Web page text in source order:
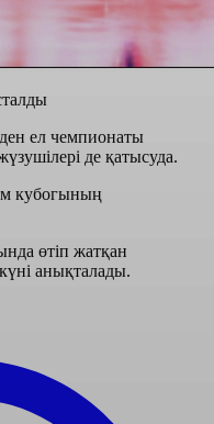
ел чемпионаты
де қатысуда.
кубогының
өтіп жатқан
анықталады.